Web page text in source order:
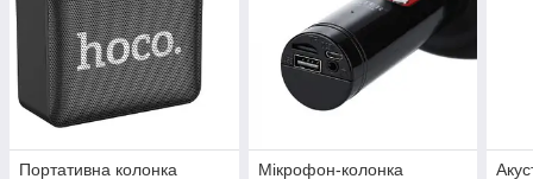
Портативна колонка
Мікрофон-колонка